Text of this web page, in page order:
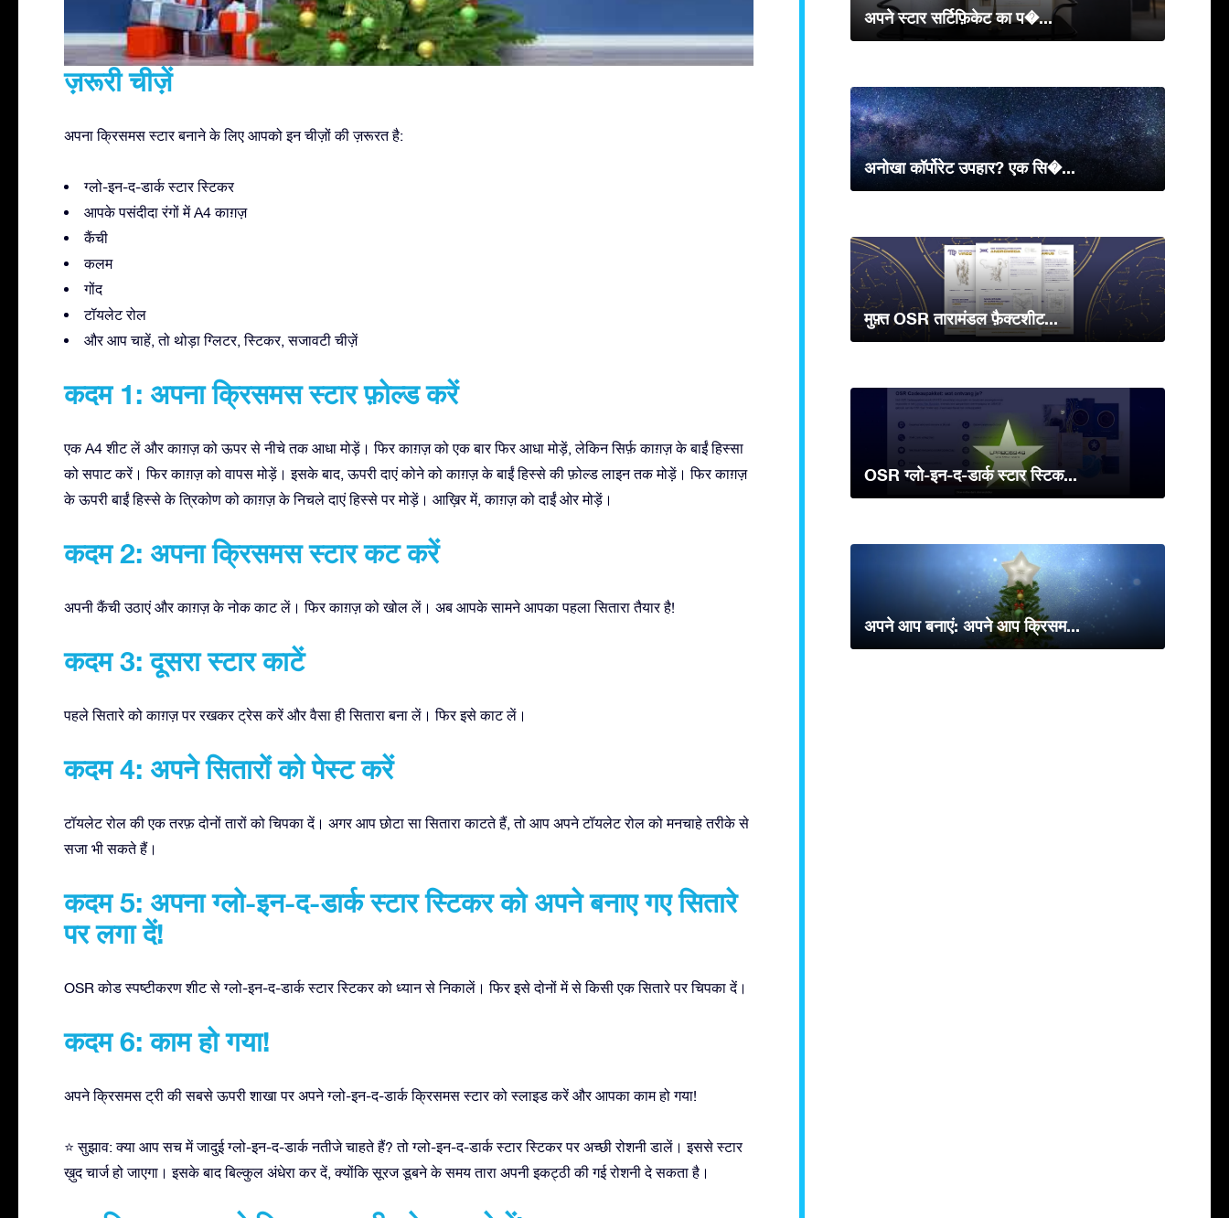
ज़रूरी चीज़ें
अपना क्रिसमस स्टार बनाने के लिए आपको इन चीज़ों की ज़रूरत है:
ग्लो-इन-द-डार्क स्टार स्टिकर
आपके पसंदीदा रंगों में A4 काग़ज़
कैंची
कलम
गोंद
टॉयलेट रोल
और आप चाहें, तो थोड़ा ग्लिटर, स्टिकर, सजावटी चीज़ें
कदम 1: अपना क्रिसमस स्टार फ़ोल्ड करें
एक A4 शीट लें और काग़ज़ को ऊपर से नीचे तक आधा मोड़ें। फिर काग़ज़ को एक बार फिर आधा मोड़ें, लेकिन सिर्फ़ काग़ज़ के बाईं हिस्सा
को सपाट करें। फिर काग़ज़ को वापस मोड़ें। इसके बाद, ऊपरी दाएं कोने को काग़ज़ के बाईं हिस्से की फ़ोल्ड लाइन तक मोड़ें। फिर काग़ज़
के ऊपरी बाईं हिस्से के त्रिकोण को काग़ज़ के निचले दाएं हिस्से पर मोड़ें। आख़िर में, काग़ज़ को दाईं ओर मोड़ें।
कदम 2: अपना क्रिसमस स्टार कट करें
अपनी कैंची उठाएं और काग़ज़ के नोक काट लें। फिर काग़ज़ को खोल लें। अब आपके सामने आपका पहला सितारा तैयार है!
कदम 3: दूसरा स्टार काटें
पहले सितारे को काग़ज़ पर रखकर ट्रेस करें और वैसा ही सितारा बना लें। फिर इसे काट लें।
कदम 4: अपने सितारों को पेस्ट करें
टॉयलेट रोल की एक तरफ़ दोनों तारों को चिपका दें। अगर आप छोटा सा सितारा काटते हैं, तो आप अपने टॉयलेट रोल को मनचाहे तरीके से
सजा भी सकते हैं।
कदम 5: अपना ग्लो-इन-द-डार्क स्टार स्टिकर को अपने बनाए गए सितारे
पर लगा दें!
OSR कोड स्पष्टीकरण शीट से ग्लो-इन-द-डार्क स्टार स्टिकर को ध्यान से निकालें। फिर इसे दोनों में से किसी एक सितारे पर चिपका दें।
कदम 6: काम हो गया!
अपने क्रिसमस ट्री की सबसे ऊपरी शाखा पर अपने ग्लो-इन-द-डार्क क्रिसमस स्टार को स्लाइड करें और आपका काम हो गया!
⭐ सुझाव: क्या आप सच में जादुई ग्लो-इन-द-डार्क नतीजे चाहते हैं? तो ग्लो-इन-द-डार्क स्टार स्टिकर पर अच्छी रोशनी डालें। इससे स्टार
ख़ुद चार्ज हो जाएगा। इसके बाद बिल्कुल अंधेरा कर दें, क्योंकि सूरज डूबने के समय तारा अपनी इकट्ठी की गई रोशनी दे सकता है।
अपने स्टार सर्टिफ़िकेट का प�...
अनोखा कॉर्पोरेट उपहार? एक सि�...
मुफ़्त OSR तारामंडल फ़ैक्टशीट...
OSR ग्लो-इन-द-डार्क स्टार स्टिक...
अपने आप बनाएं: अपने आप क्रिसम...